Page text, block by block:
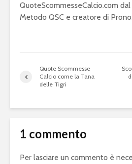
QuoteScommesseCalcio.com
Metodo QSC e creatore di
Quote Scommesse
Calcio come la Tana
delle Tigri
1 commento
Per lasciare un commento è